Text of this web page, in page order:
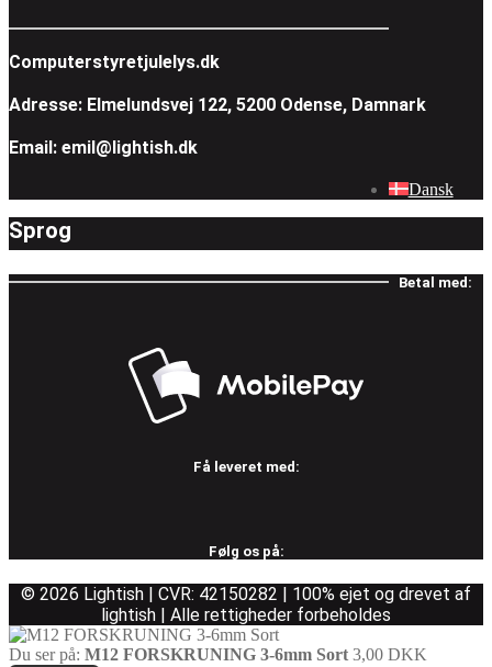
Computerstyretjulelys.dk
Adresse: Elmelundsvej 122, 5200 Odense, Damnark
Email: emil@lightish.dk
Sprog
Dansk
Betal med:
Få leveret med:
Følg os på:
© 2026 Lightish | CVR: 42150282 | 100% ejet og drevet af
lightish | Alle rettigheder forbeholdes
Du ser på: M12 FORSKRUNING 3-6mm Sort 3,00 DKK